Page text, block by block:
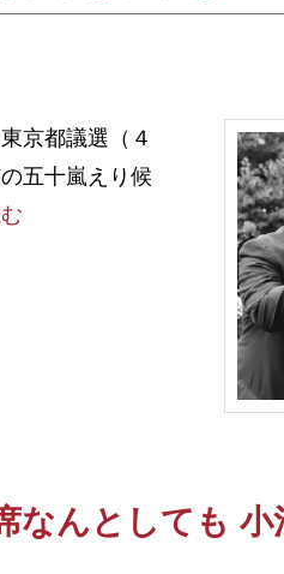
京都議選（４
五十嵐えり候
んとしても 小